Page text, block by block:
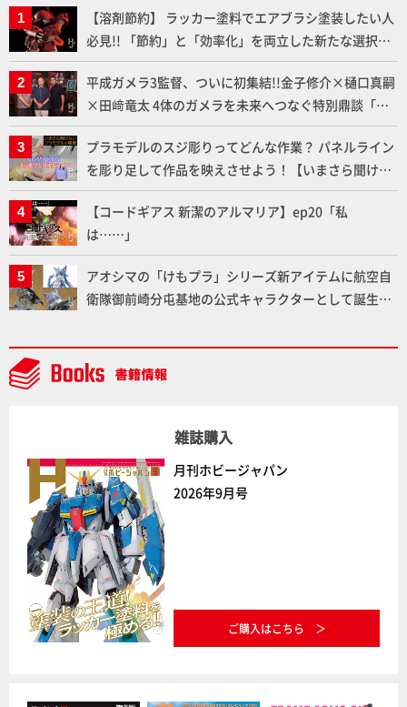
【溶剤節約】 ラッカー塗料でエアブラシ塗装したい人
必見!! 「節約」と「効率化」を両立した新たな選択肢
「カートリッジ式エアーブラシ FLYER-SR2」の使い心
地を「HG ブルーティッシュドッグ」で検証！
平成ガメラ3監督、ついに初集結!!金子修介×樋口真嗣
×田﨑竜太 4体のガメラを未来へつなぐ特別鼎談「ガ
メラ永久保存化プロジェクト FINAL」
プラモデルのスジ彫りってどんな作業？ パネルライン
を彫り足して作品を映えさせよう！【いまさら聞けな
いプラモデルの基礎：スジ彫りとパネルライン】
【コードギアス 新潔のアルマリア】ep20「私
は……」
アオシマの「けもプラ」シリーズ新アイテムに航空自
衛隊御前崎分屯基地の公式キャラクターとして誕生し
通常版の2ラインで発売！
雑誌購入
月刊ホビージャパン
2026年9月号
ご購入はこちら